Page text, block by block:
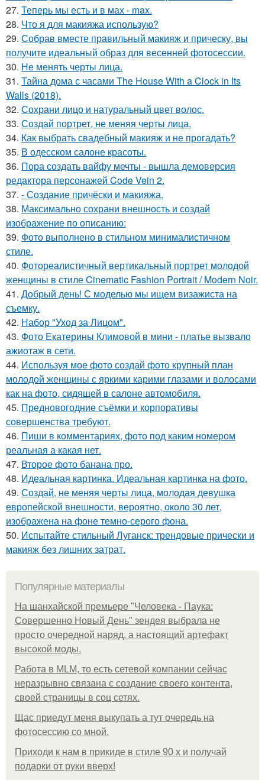
27. Теперь мы есть и в мах - max.
28. Что я для макияжа использую?
29. Собрав вместе правильный макияж и прическу, вы
получите идеальный образ для весенней фотосессии.
30. Не менять черты лица.
31. Тайна дома с часами The House With a Clock in Its
Walls (2018).
32. Сохрани лицо и натуральный цвет волос.
33. Создай портрет, не меняя черты лица.
34. Как выбрать свадебный макияж и не прогадать?
35. В одесском салоне красоты.
36. Пора создать вайфу мечты - вышла демоверсия
редактора персонажей Code Vein 2.
37. - Создание причёски и макияжа.
38. Максимально сохрани внешность и создай
изображение по описанию:
39. Фото выполнено в стильном минималистичном
стиле.
40. Фотореалистичный вертикальный портрет молодой
женщины в стиле Cinematic Fashion Portrait / Modern Noir.
41. Добрый день! С моделью мы ищем визажиста на
съемку.
42. Набор "Уход за Лицом".
43. Фото Екатерины Климовой в мини - платье вызвало
ажиотаж в сети.
44. Используя мое фото создай фото крупный план
молодой женщины с яркими карими глазами и волосами
как на фото, сидящей в салоне автомобиля.
45. Предновогодние съёмки и корпоративы
совершенства требуют.
46. Пиши в комментариях, фото под каким номером
реальная а какая нет.
47. Второе фото банана про.
48. Идеальная картинка. Идеальная картинка на фото.
49. Создай, не меняя черты лица, молодая девушка
европейской внешности, вероятно, около 30 лет,
изображена на фоне темно-серого фона.
50. Испытайте стильный Луганск: трендовые прически и
макияж без лишних затрат.
Популярные материалы
На шанхайской премьере "Человека - Паука:
Совершенно Новый День" зендея выбрала не
просто очередной наряд, а настоящий артефакт
высокой моды.
Работа в MLM, то есть сетевой компании сейчас
неразрывно связана с создание своего контента,
своей страницы в соц сетях.
Щас приедут меня выкупать а тут очередь на
фотосессию со мной.
Приходи к нам в прикиде в стиле 90 х и получай
подарки от руки вверх!